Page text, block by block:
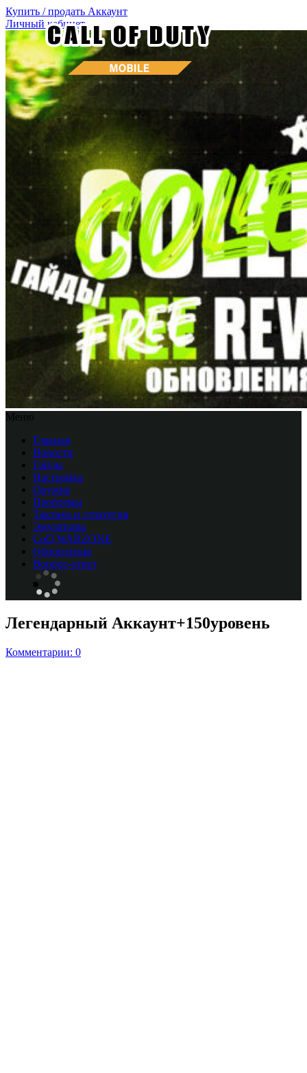
Купить / продать Аккаунт
Личный кабинет
Меню
Главная
Новости
Гайды
Настройка
Оружие
Проблемы
Тактика и стратегия
Эмуляторы
CоD WARZONE
Обновления
Вопрос-ответ
Легендарный Аккаунт+150уровень
Комментарии: 0